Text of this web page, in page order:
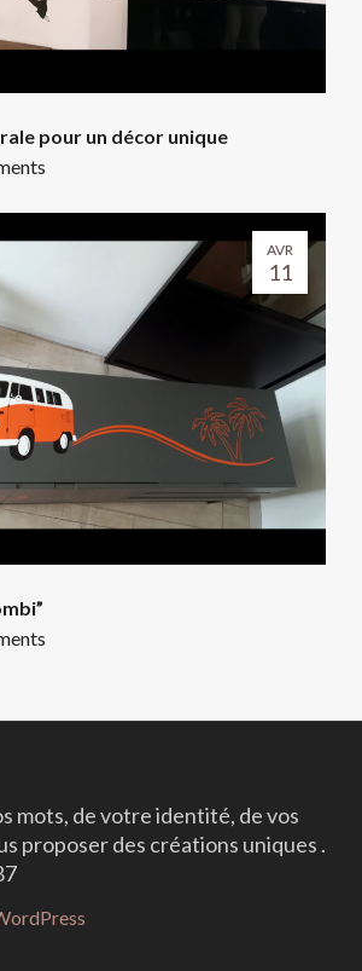
pour un décor unique
AVR
11
mots, de votre identité, de vos
proposer des créations uniques .